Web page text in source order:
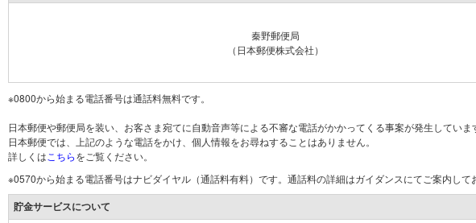
秦野郵便局
（日本郵便株式会社）
※0800から始まる電話番号は通話料無料です。
日本郵便や郵便局を装い、お客さま宛てに自動音声等による不審な電話がかかってくる事案が発生していま
日本郵便では、上記のような電話をかけ、個人情報をお尋ねすることはありません。
詳しくは こちらをご覧ください。
※0570から始まる電話番号はナビダイヤル（通話料有料）です。通話料の詳細はガイダンスにてご案内して
貯金サービスについて